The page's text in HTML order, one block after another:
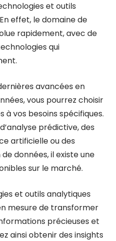
et outils
effet, le domaine de
rapidement, avec de
qui
avancées en
vous pourrez choisir
à vos besoins spécifiques.
prédictive, des
artificielle ou des
données, il existe une
sur le marché.
et outils analytiques
mesure de transformer
précieuses et
ainsi obtenir des insights